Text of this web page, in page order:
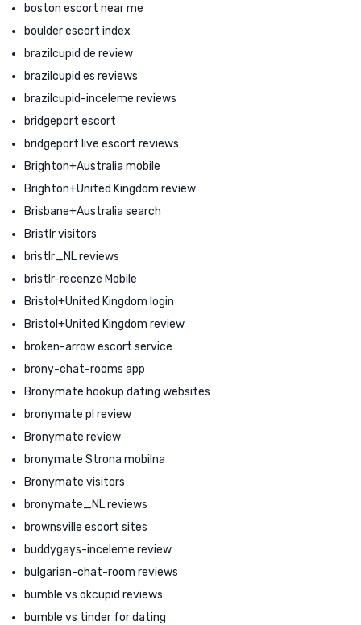
boston escort near me
boulder escort index
brazilcupid de review
brazilcupid es reviews
brazilcupid-inceleme reviews
bridgeport escort
bridgeport live escort reviews
Brighton+Australia mobile
Brighton+United Kingdom review
Brisbane+Australia search
Bristlr visitors
bristlr_NL reviews
bristlr-recenze Mobile
Bristol+United Kingdom login
Bristol+United Kingdom review
broken-arrow escort service
brony-chat-rooms app
Bronymate hookup dating websites
bronymate pl review
Bronymate review
bronymate Strona mobilna
Bronymate visitors
bronymate_NL reviews
brownsville escort sites
buddygays-inceleme review
bulgarian-chat-room reviews
bumble vs okcupid reviews
bumble vs tinder for dating